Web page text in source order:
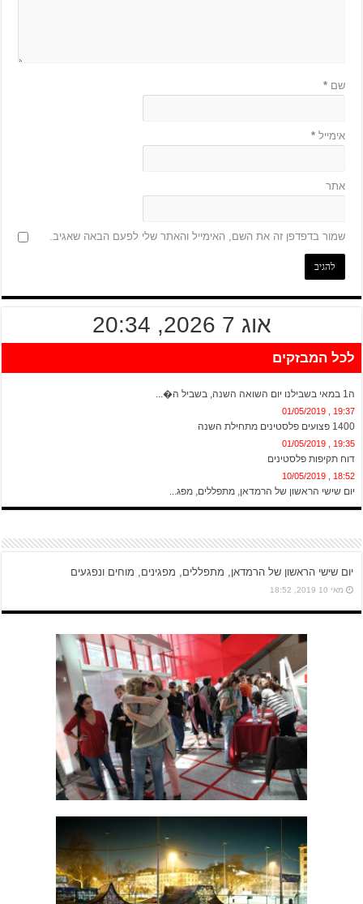
שם*
אימייל*
אתר
שמור בדפדפן זה את השם, האימייל והאתר שלי לפעם הבאה שאגיב.
אוג 7 2026, 20:34
לכל המבזקים
ה1 במאי בשבילנו יום השואה השנה, בשביל ה�...
19:37 , 01/05/2019
1400 פצועים פלסטינים מתחילת השנה
19:35 , 01/05/2019
דוח תקיפות פלסטינים
18:52 , 10/05/2019
יום שישי הראשון של הרמדאן, מתפללים, מפג...
יום שישי הראשון של הרמדאן, מתפללים, מפגינים, מוחים ונפגעים
מאי 10 2019, 18:52